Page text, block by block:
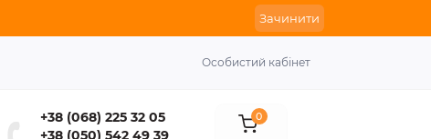
Зачинити
Особистий кабінет
+38 (068) 225 32 05
+38 (050) 542 49 39
0